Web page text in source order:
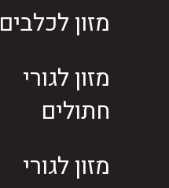
מזון לכלבים
מזון לגורי
חתולים
מזון לגורי